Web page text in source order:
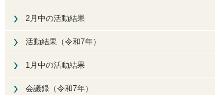
2月中の活動結果
活動結果（令和7年）
1月中の活動結果
会議録（令和7年）